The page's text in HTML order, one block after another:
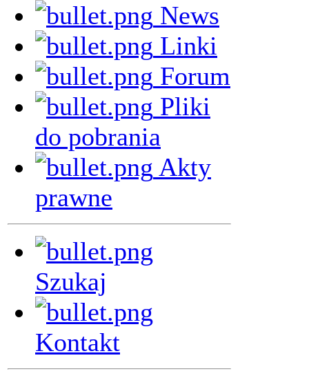
News
Linki
Forum
Pliki
do pobrania
Akty
prawne
Szukaj
Kontakt